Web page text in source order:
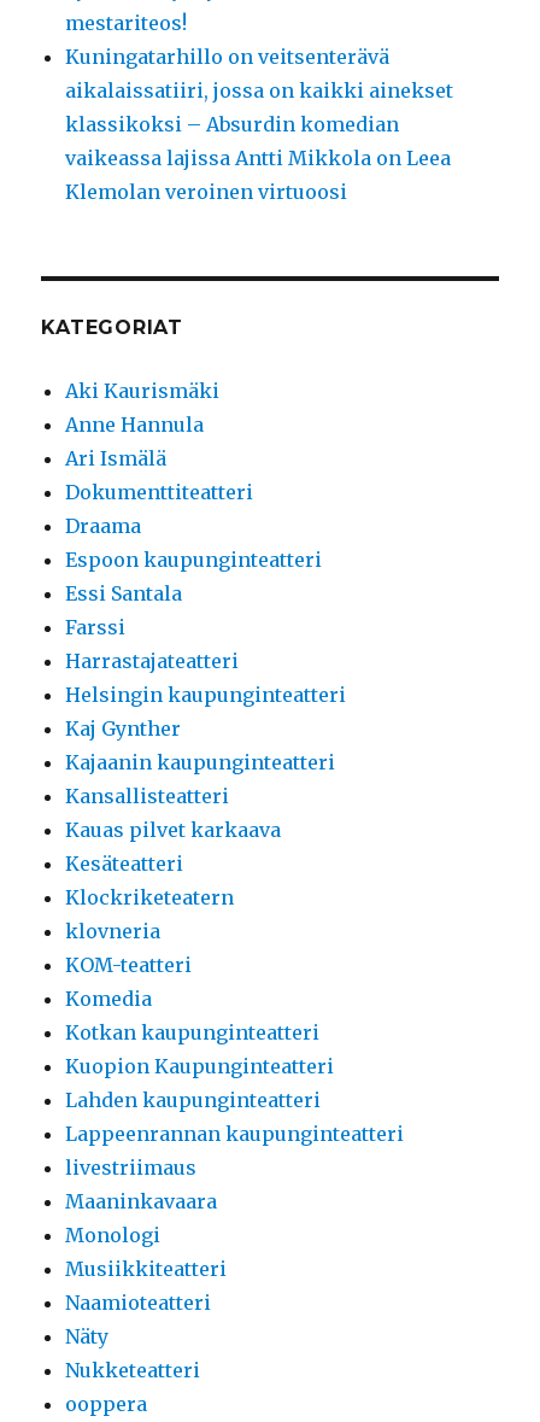
mestariteos!
Kuningatarhillo on veitsenterävä
aikalaissatiiri, jossa on kaikki ainekset
klassikoksi – Absurdin komedian
vaikeassa lajissa Antti Mikkola on Leea
Klemolan veroinen virtuoosi
KATEGORIAT
Aki Kaurismäki
Anne Hannula
Ari Ismälä
Dokumenttiteatteri
Draama
Espoon kaupunginteatteri
Essi Santala
Farssi
Harrastajateatteri
Helsingin kaupunginteatteri
Kaj Gynther
Kajaanin kaupunginteatteri
Kansallisteatteri
Kauas pilvet karkaava
Kesäteatteri
Klockriketeatern
klovneria
KOM-teatteri
Komedia
Kotkan kaupunginteatteri
Kuopion Kaupunginteatteri
Lahden kaupunginteatteri
Lappeenrannan kaupunginteatteri
livestriimaus
Maaninkavaara
Monologi
Musiikkiteatteri
Naamioteatteri
Näty
Nukketeatteri
ooppera